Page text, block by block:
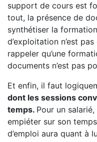
support de cours est
tout, la présence de
synthétiser la
d’exploitation n’est
rappeler qu’une
documents n’est pas
Et enfin, il faut
dont les sessions
temps. Pour un
empiéter sur son
d’emploi aura quant à